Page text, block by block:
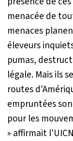
menacée de
menaces
éleveurs
pumas,
légale. Mais ils
routes
empruntées
pour les
» affirmait